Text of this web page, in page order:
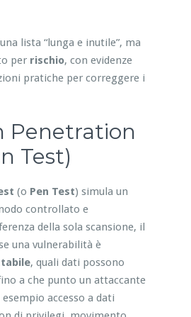
lista “lunga e inutile”, ma
per rischio, con evidenze
pratiche per correggere i
Penetration
Test)
(o Pen Test) simula un
controllato e
della sola scansione, il
una vulnerabilità è
, quali dati possono
a che punto un attaccante
accesso a dati